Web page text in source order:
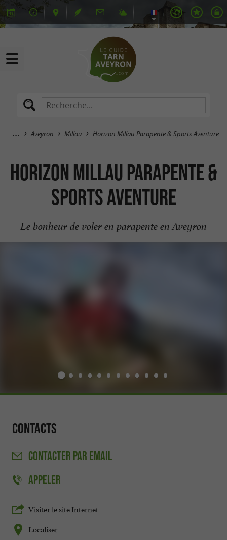
Aveyron Millau Horizon Millau Parapente & Sports Aventure
Horizon Millau Parapente &
Sports Aventure
Le bonheur de voler en parapente en Aveyron
Contacts
CONTACTER PAR EMAIL
APPELER
Visiter le site Internet
Localiser